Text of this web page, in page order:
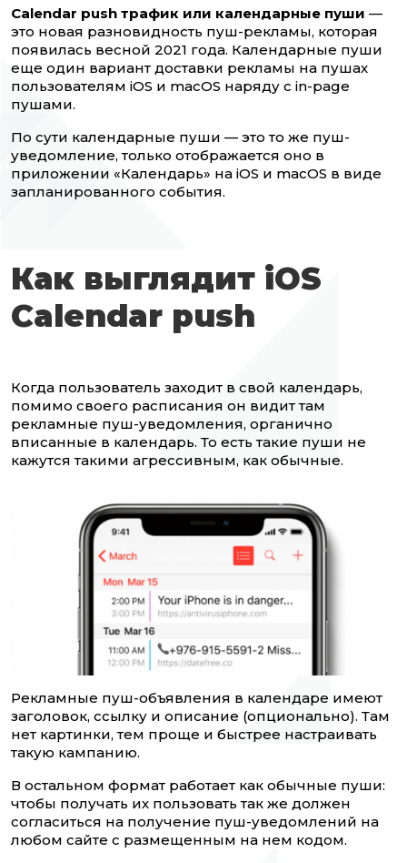
Calendar push трафик или календарные пуши —
это новая разновидность пуш-рекламы, которая
появилась весной 2021 года. Календарные пуши
еще один вариант доставки рекламы на пушах
пользователям iOS и macOS наряду с in-page
пушами.
По сути календарные пуши — это то же пуш-
уведомление, только отображается оно в
приложении «Календарь» на iOS и macOS в виде
запланированного события.
Как выглядит iOS
Calendar push
Когда пользователь заходит в свой календарь,
помимо своего расписания он видит там
рекламные пуш-уведомления, органично
вписанные в календарь. То есть такие пуши не
кажутся такими агрессивным, как обычные.
Рекламные пуш-объявления в календаре имеют
заголовок, ссылку и описание (опционально). Там
нет картинки, тем проще и быстрее настраивать
такую кампанию.
В остальном формат работает как обычные пуши:
чтобы получать их пользовать так же должен
согласиться на получение пуш-уведомлений на
любом сайте с размещенным на нем кодом.